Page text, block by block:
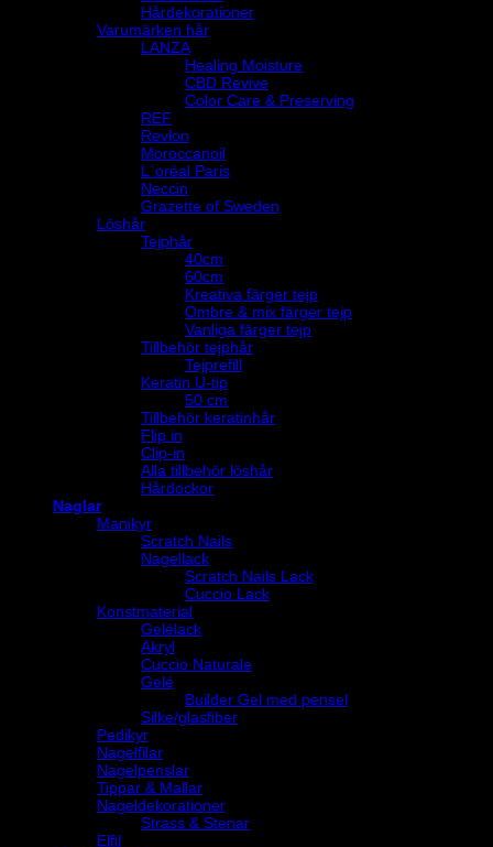
Hårdekorationer
Varumärken hår
LANZA
Healing Moisture
CBD Revive
Color Care & Preserving
REF
Revlon
Moroccanoil
L´oréal Paris
Neccin
Grazette of Sweden
Löshår
Tejphår
40cm
60cm
Kreativa färger tejp
Ombre & mix färger tejp
Vanliga färger tejp
Tillbehör tejphår
Tejprefill
Keratin U-tip
50 cm
Tillbehör keratinhår
Flip in
Clip-in
Alla tillbehör löshår
Hårdockor
Naglar
Manikyr
Scratch Nails
Nagellack
Scratch Nails Lack
Cuccio Lack
Konstmaterial
Gelélack
Akryl
Cuccio Naturale
Gelé
Builder Gel med pensel
Silke/glasfiber
Pedikyr
Nagelfilar
Nagelpenslar
Tippar & Mallar
Nageldekorationer
Strass & Stenar
Elfil